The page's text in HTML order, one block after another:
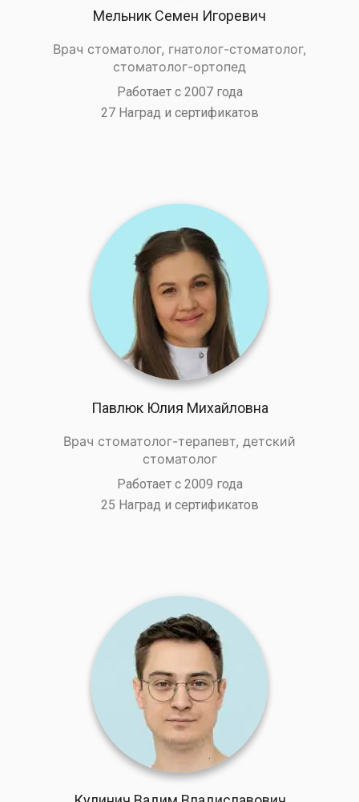
Мельник Семен Игоревич
Врач стоматолог, гнатолог-стоматолог,
стоматолог-ортопед
Работает с 2007 года
27 Наград и сертификатов
Павлюк Юлия Михайловна
Врач стоматолог-терапевт, детский
стоматолог
Работает с 2009 года
25 Наград и сертификатов